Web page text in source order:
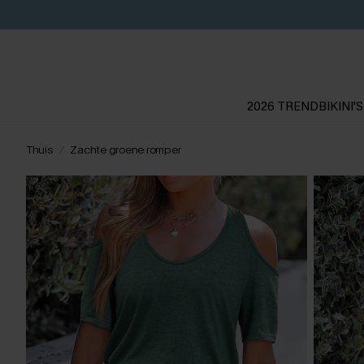
2026 TRENDBIKINI'S
Thuis Zachte groene romper